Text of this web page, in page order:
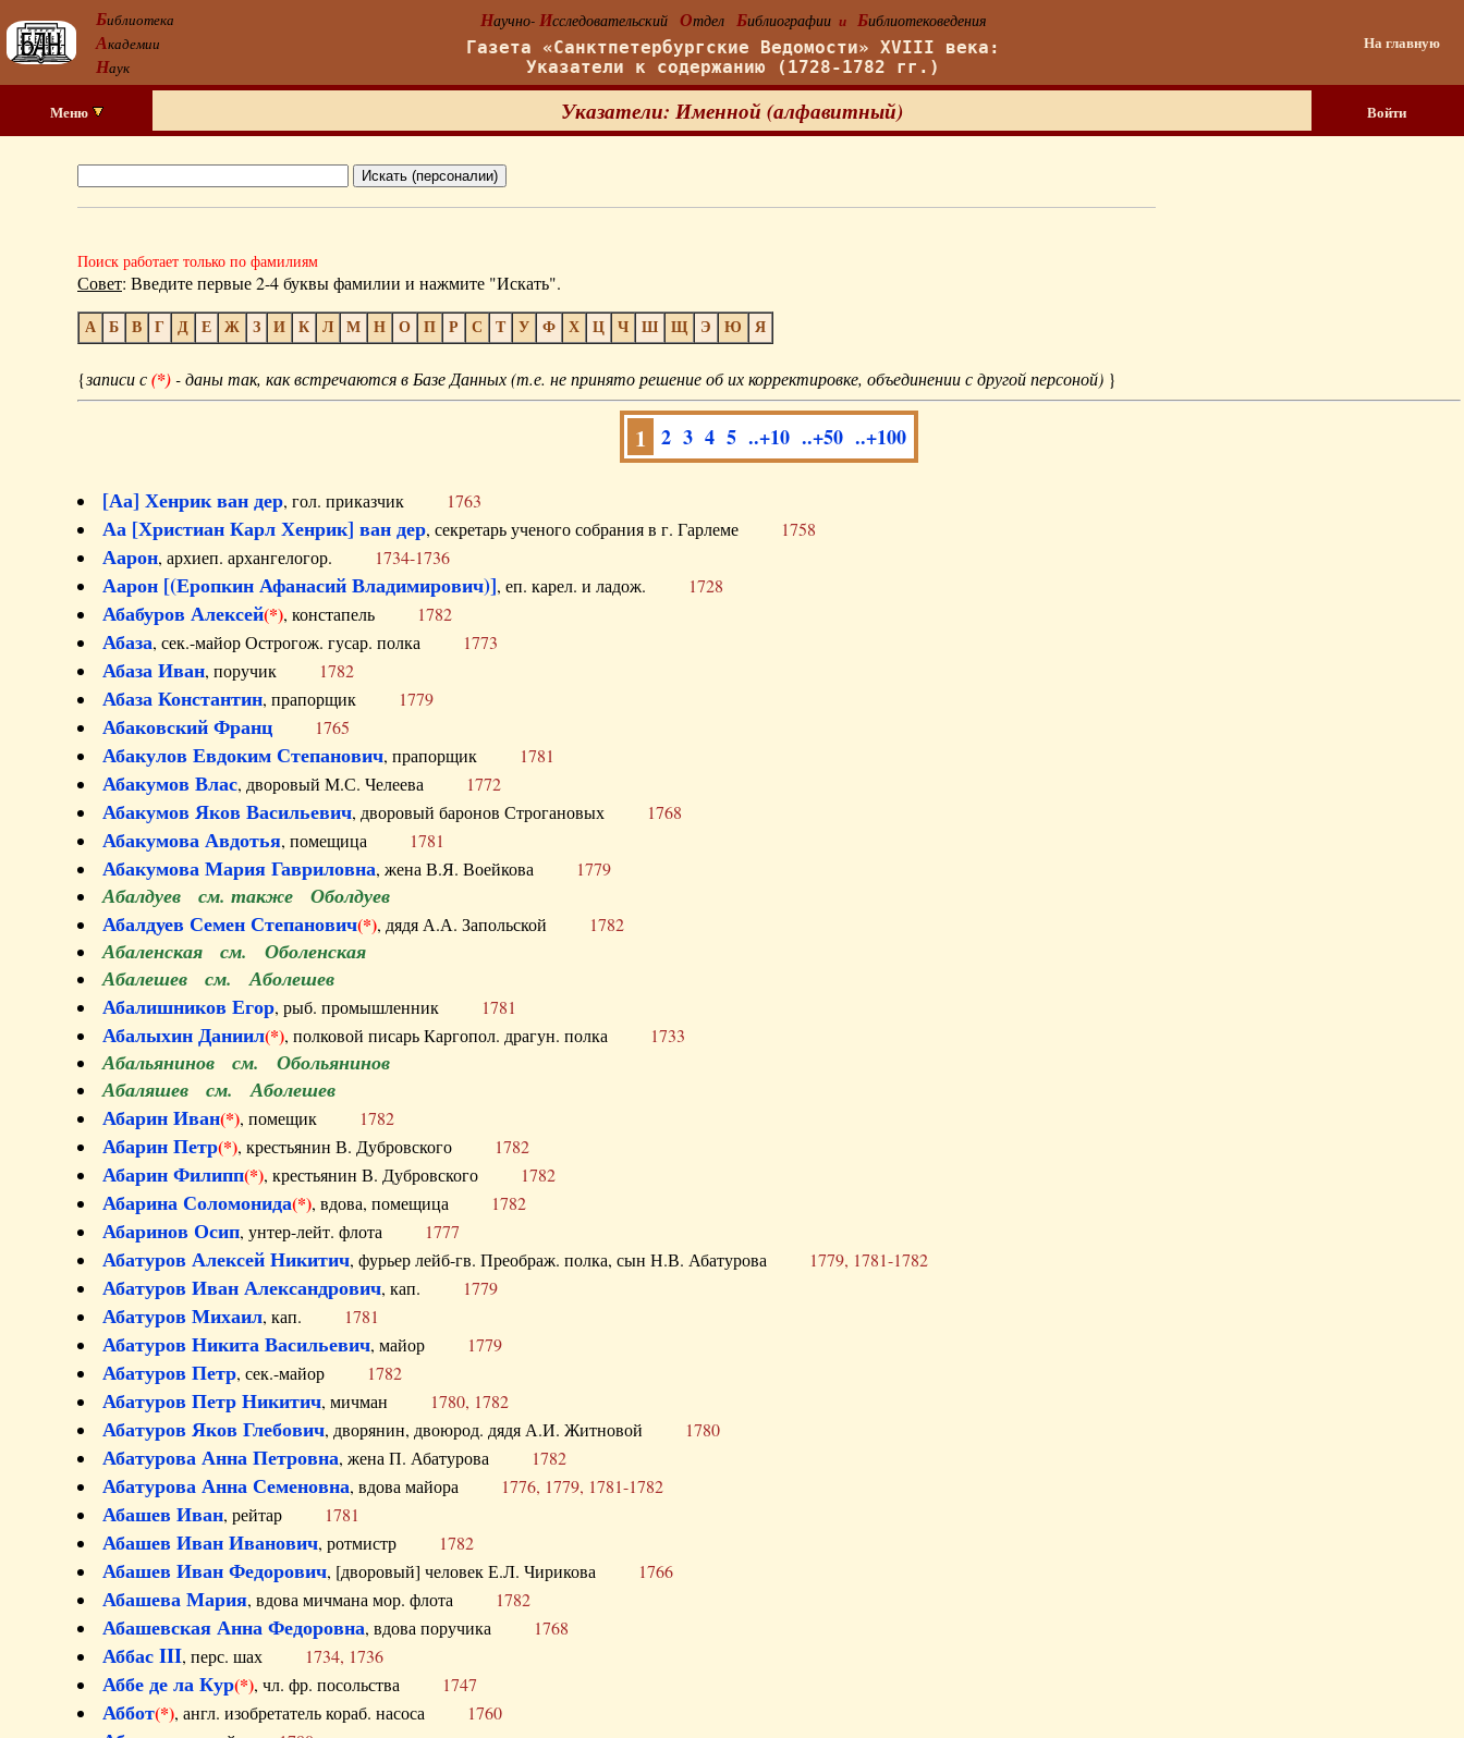
Библиотека
Академии
Наук
Научно- Исследовательский Отдел Библиографии и Библиотековедения
Газета «Санктпетербургские Ведомости» XVIII века:
Указатели к содержанию (1728-1782 гг.)
На главную
Меню Указатели: Именной (алфавитный) Войти
Поиск работает только по фамилиям
Совет: Введите первые 2-4 буквы фамилии и нажмите "Искать".
А Б В Г Д Е Ж З И К Л М Н О П Р С Т У Ф Х Ц Ч Ш Щ Э Ю Я
{записи с(*)- даны так, как встречаются в Базе Данных (т.е. не принято решение об их корректировке, объединении с другой персоной) }
1 2 3 4 5 ..+10 ..+50 ..+100
[Аа] Хенрик ван дер, гол. приказчик 1763
Аа [Христиан Карл Хенрик] ван дер, секретарь ученого собрания в г. Гарлеме 1758
Аарон, архиеп. архангелогор. 1734-1736
Аарон [(Еропкин Афанасий Владимирович)], еп. карел. и ладож. 1728
Абабуров Алексей(*), констапель 1782
Абаза, сек.-майор Острогож. гусар. полка 1773
Абаза Иван, поручик 1782
Абаза Константин, прапорщик 1779
Абаковский Франц 1765
Абакулов Евдоким Степанович, прапорщик 1781
Абакумов Влас, дворовый М.С. Челеева 1772
Абакумов Яков Васильевич, дворовый баронов Строгановых 1768
Абакумова Авдотья, помещица 1781
Абакумова Мария Гавриловна, жена В.Я. Воейкова 1779
Абалдуев см. также Оболдуев
Абалдуев Семен Степанович(*), дядя А.А. Запольской 1782
Абаленская см. Оболенская
Абалешев см. Аболешев
Абалишников Егор, рыб. промышленник 1781
Абалыхин Даниил(*), полковой писарь Каргопол. драгун. полка 1733
Абальянинов см. Обольянинов
Абаляшев см. Аболешев
Абарин Иван(*), помещик 1782
Абарин Петр(*), крестьянин В. Дубровского 1782
Абарин Филипп(*), крестьянин В. Дубровского 1782
Абарина Соломонида(*), вдова, помещица 1782
Абаринов Осип, унтер-лейт. флота 1777
Абатуров Алексей Никитич, фурьер лейб-гв. Преображ. полка, сын Н.В. Абатурова 1779, 1781-1782
Абатуров Иван Александрович, кап. 1779
Абатуров Михаил, кап. 1781
Абатуров Никита Васильевич, майор 1779
Абатуров Петр, сек.-майор 1782
Абатуров Петр Никитич, мичман 1780, 1782
Абатуров Яков Глебович, дворянин, двоюрод. дядя А.И. Житновой 1780
Абатурова Анна Петровна, жена П. Абатурова 1782
Абатурова Анна Семеновна, вдова майора 1776, 1779, 1781-1782
Абашев Иван, рейтар 1781
Абашев Иван Иванович, ротмистр 1782
Абашев Иван Федорович, [дворовый] человек Е.Л. Чирикова 1766
Абашева Мария, вдова мичмана мор. флота 1782
Абашевская Анна Федоровна, вдова поручика 1768
Аббас III, перс. шах 1734, 1736
Аббе де ла Кур(*), чл. фр. посольства 1747
Аббот(*), англ. изобретатель кораб. насоса 1760